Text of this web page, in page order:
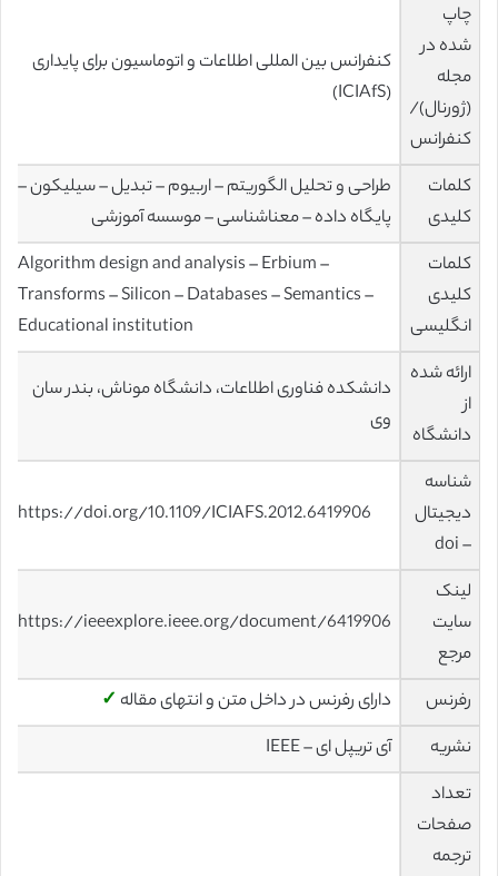
چاپ
شده در
مجله
(ژورنال)/
کنفرانس
کنفرانس بین المللی اطلاعات و اتوماسیون برای پایداری
(ICIAfS)
کلمات
کلیدی
طراحی و تحلیل الگوریتم – اربیوم – تبدیل – سیلیکون –
پایگاه داده – معناشناسی – موسسه آموزشی
کلمات
کلیدی
انگلیسی
Algorithm design and analysis – Erbium –
Transforms – Silicon – Databases – Semantics –
Educational institution
ارائه شده
از
دانشگاه
دانشکده فناوری اطلاعات، دانشگاه موناش، بندر سان
وی
شناسه
دیجیتال
– doi
https://doi.org/10.1109/ICIAFS.2012.6419906
لینک
سایت
مرجع
https://ieeexplore.ieee.org/document/6419906
رفرنس دارای رفرنس در داخل متن و انتهای مقاله ✓
نشریه
آی تریپل ای – IEEE
تعداد
صفحات
ترجمه